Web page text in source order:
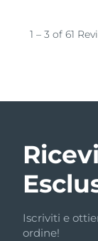
Iscriviti e
ordine!